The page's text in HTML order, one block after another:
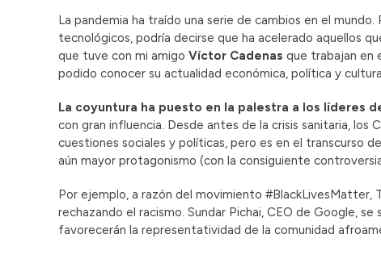
La pandemia ha traído una serie de cambios en el
tecnológicos, podría decirse que ha acelerado aquellos
que tuve con mi amigo Víctor Cadenas que trabajan en
podido conocer su actualidad económica, política y
La coyuntura ha puesto en la palestra a los líderes
con gran influencia. Desde antes de la crisis sanitaria, los
cuestiones sociales y políticas, pero es en el transcurso
aún mayor protagonismo (con la consiguiente
Por ejemplo, a razón del movimiento #BlackLivesMatter,
rechazando el racismo. Sundar Pichai, CEO de Google,
favorecerán la representatividad de la comunidad